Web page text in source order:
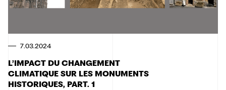
7.03.2024
L’IMPACT DU CHANGEMENT
CLIMATIQUE SUR LES MONUMENTS
HISTORIQUES, PART. 1